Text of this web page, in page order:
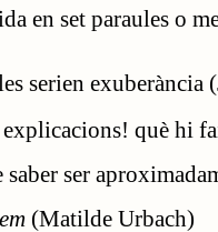
en set paraules o
serien exuberància
què hi
ser
(Matilde Urbach)